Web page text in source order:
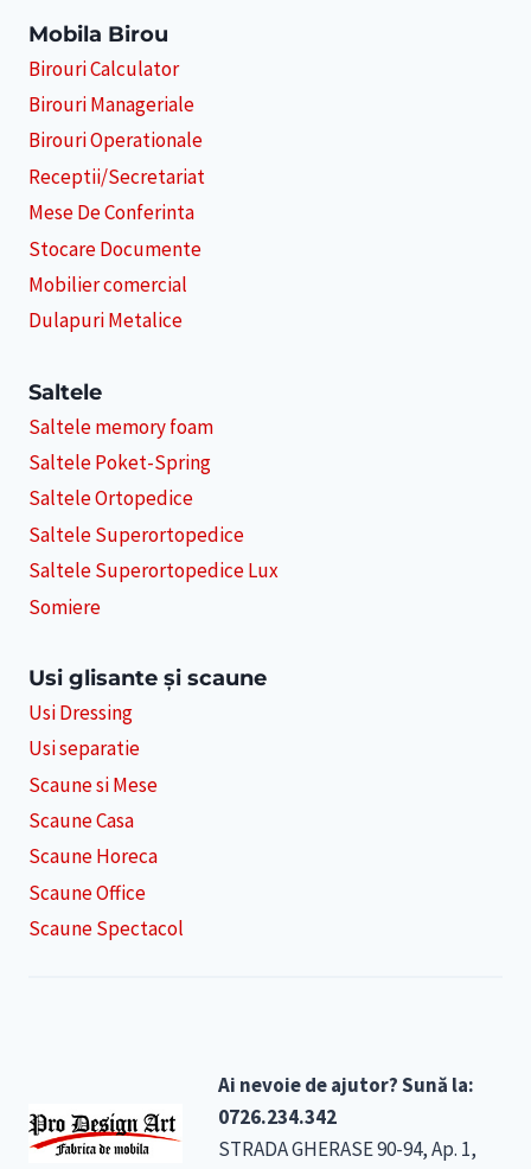
Mobila Birou
Birouri Calculator
Birouri Manageriale
Birouri Operationale
Receptii/Secretariat
Mese De Conferinta
Stocare Documente
Mobilier comercial
Dulapuri Metalice
Saltele
Saltele memory foam
Saltele Poket-Spring
Saltele Ortopedice
Saltele Superortopedice
Saltele Superortopedice Lux
Somiere
Usi glisante și scaune
Usi Dressing
Usi separatie
Scaune si Mese
Scaune Casa
Scaune Horeca
Scaune Office
Scaune Spectacol
Ai nevoie de ajutor? Sună la:
0726.234.342
STRADA GHERASE 90-94, Ap. 1,